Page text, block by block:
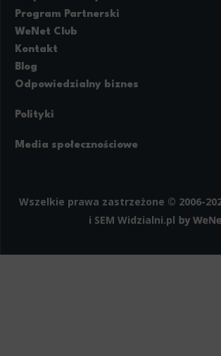
Program Partnerski
WeNet Club
Kontakt
Blog
Odpowiedzialny biznes
Polityki
Regulamin strony
Media społecznościowe
Wszelkie prawa zastrzeżone © 2006-
i SEM Widzialni.pl